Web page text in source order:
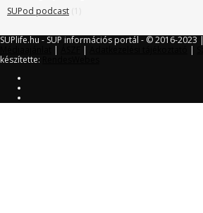
SUPod podcast (1)
SUPlife.hu - SUP információs portál - © 2016-2023 |
| | |
készítette: